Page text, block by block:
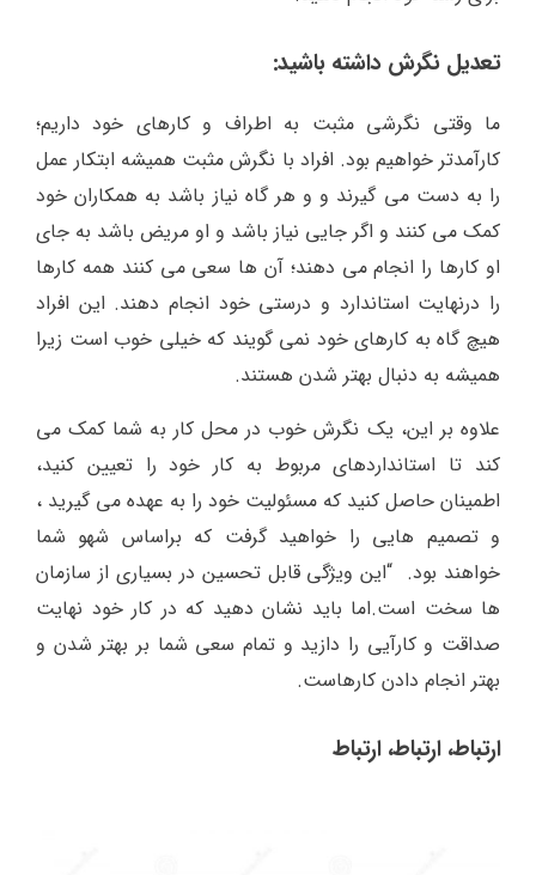
تعدیل نگرش داشته باشید:
ما وقتی نگرشی مثبت به اطراف و کارهای خود داریم؛
کارآمدتر خواهیم بود. افراد با نگرش مثبت همیشه ابتکار عمل
را به دست می گیرند و و هر گاه نیاز باشد به همکاران خود
کمک می کنند و اگر جایی نیاز باشد و او مریض باشد به جای
او کارها را انجام می دهند؛ آن ها سعی می کنند همه کارها
را درنهایت استاندارد و درستی خود انجام دهند. این افراد
هیچ گاه به کارهای خود نمی گویند که خیلی خوب است زیرا
همیشه به دنبال بهتر شدن هستند.
علاوه بر این، یک نگرش خوب در محل کار به شما کمک می
کند تا استانداردهای مربوط به کار خود را تعیین کنید،
اطمینان حاصل کنید که مسئولیت خود را به عهده می گیرید ،
و تصمیم هایی را خواهید گرفت که براساس شهو شما
خواهند بود. “این ویژگی قابل تحسین در بسیاری از سازمان
ها سخت است.اما باید نشان دهید که در کار خود نهایت
صداقت و کارآیی را دازید و تمام سعی شما بر بهتر شدن و
بهتر انجام دادن کارهاست.
ارتباط، ارتباط، ارتباط